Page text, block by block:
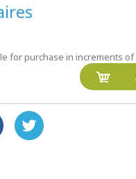
for purchase in increments of